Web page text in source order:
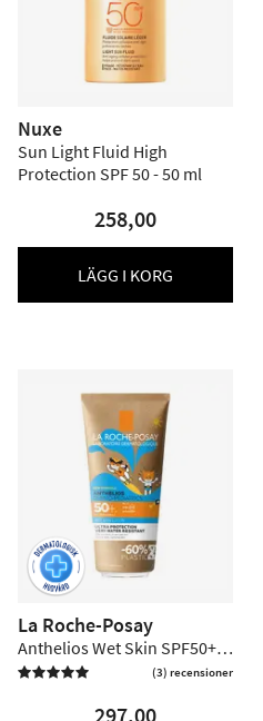
Nuxe
Sun Light Fluid High
Protection SPF 50 - 50 ml
258,00
LÄGG I KORG
La Roche-Posay
Anthelios Wet Skin SPF50+ -
200 ml
 (3) recensioner
297,00